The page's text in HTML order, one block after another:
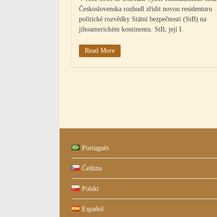
Československa rozhodl zřídit novou residenturu
politické rozvědky Státní bezpečnosti (StB) na
jihoamerickém kontinentu. StB, její I.
Read More
příspěvky
Português
Čeština
Polski
Español